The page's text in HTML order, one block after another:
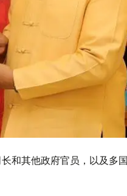
和其他政府官员，以及多